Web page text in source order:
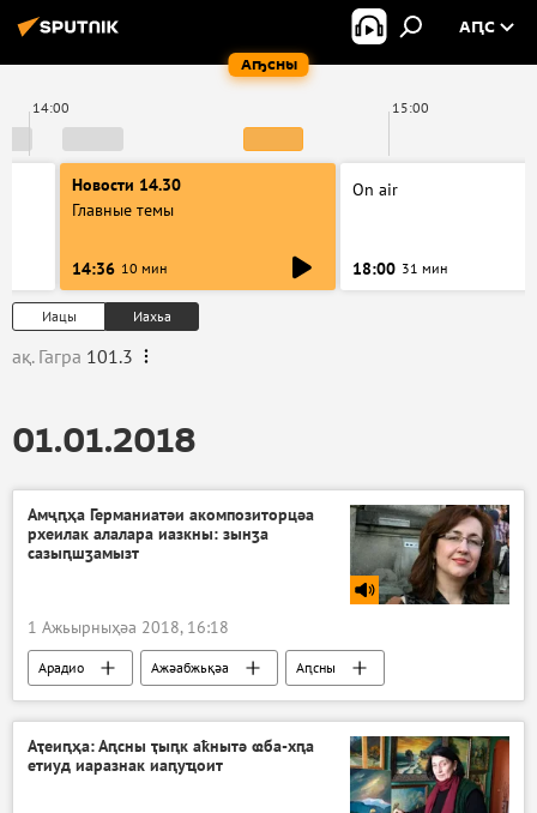
Аҧсны
АԤС
14:00 15:00
Новости 14.30
Главные темы
14:36 10 мин
On air
18:00 31 мин
Иацы Иахьа
ақ. Гагра 101.3
01.01.2018
Амҷԥҳа Германиатәи акомпозиторцәа
рхеилак алалара иазкны: зынӡа
сазыԥшӡамызт
1 Ажьырныҳәа 2018, 16:18
Арадио Ажәабжьқәа Аԥсны
Аҭеиԥҳа: Аԥсны ҭыԥк аҟнытә ҩба-хԥа
етиуд иаразнак иаԥуҵоит